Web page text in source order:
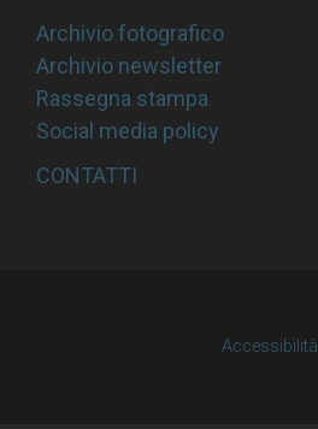
Archivio fotografico
Archivio newsletter
Rassegna stampa
Social media policy
CONTATTI
Accessibilità